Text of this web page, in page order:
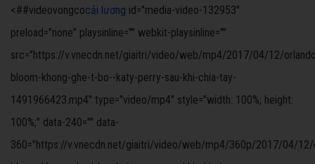
<##videovongcocải lương id="media-video-132953"
preload="none" playsinline="" webkit-playsinline=""
src="https://v.vnecdn.net/giaitri/video/web/mp4/2017/04/12/
bloom-khong-ghe-t-bo--katy-perry-sau-khi-chia-tay-
1491966423.mp4" type="video/mp4" style="width: 100%; height:
100%;" data-240="" data-
360="https://v.vnecdn.net/giaitri/video/web/mp4/360p/2017/04/12/